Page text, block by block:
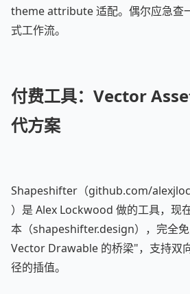
theme attribute 适配。偶尔应急查
式工作流。
付费工具：Vector
代方案
Shapeshifter（github.com/
）是 Alex Lockwood 做的工具，现
本（shapeshifter.design），完全
Vector Drawable 的桥梁"，支持双
径的插值。